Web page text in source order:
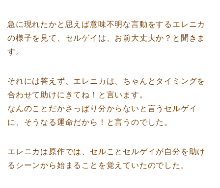
急に現れたかと思えば意味不明な言動をするエレニカ
の様子を見て、セルゲイは、お前大丈夫か？と聞きま
す。
それには答えず、エレニカは、ちゃんとタイミングを
合わせて助けにきてね！と言います。
なんのことだかさっぱり分からないと言うセルゲイ
に、そうなる運命だから！と言うのでした。
エレニカは原作では、セルことセルゲイが自分を助け
るシーンから始まることを覚えていたのでした。